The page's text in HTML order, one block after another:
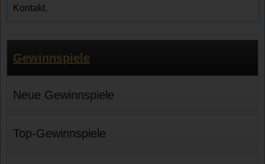
Kontakt.
Gewinnspiele
Neue Gewinnspiele
Top-Gewinnspiele